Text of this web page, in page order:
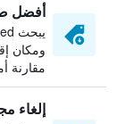
أفضل
ومكان
مقارنة
إلغاء